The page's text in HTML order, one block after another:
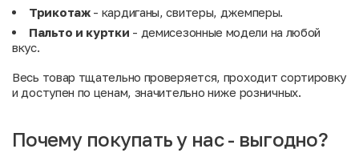
Трикотаж- кардиганы, свитеры, джемперы.
Пальто и куртки - демисезонные модели на любой
вкус.
Весь товар тщательно проверяется, проходит сортировку
и доступен по ценам, значительно ниже розничных.
Почему покупать у нас - выгодно?